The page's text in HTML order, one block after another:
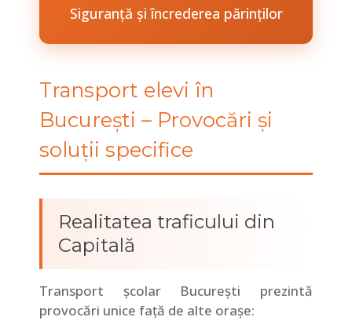
Siguranță și încrederea părinților
Transport elevi în
București – Provocări și
soluții specifice
Realitatea traficului din
Capitală
Transport școlar București prezintă
provocări unice față de alte orașe: